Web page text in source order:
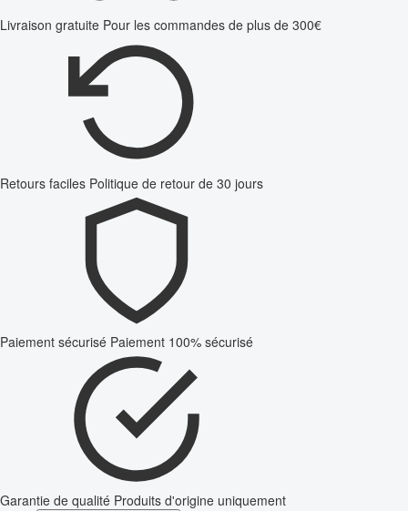
Livraison gratuite Pour les commandes de plus de 300€
Retours faciles Politique de retour de 30 jours
Paiement sécurisé Paiement 100% sécurisé
Garantie de qualité Produits d'origine uniquement